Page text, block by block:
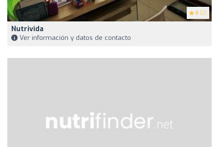
5 (2)
Nutrivida
Ver información y datos de contacto